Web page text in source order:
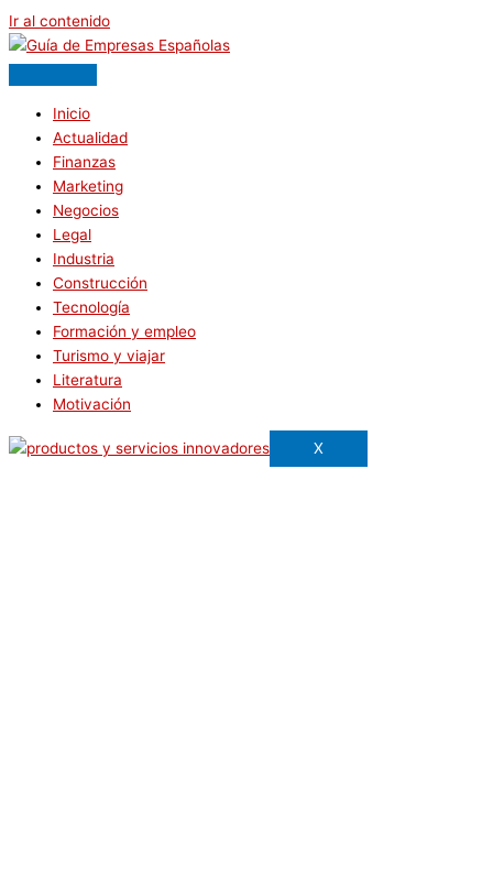
Ir al contenido
Inicio
Actualidad
Finanzas
Marketing
Negocios
Legal
Industria
Construcción
Tecnología
Formación y empleo
Turismo y viajar
Literatura
Motivación
X